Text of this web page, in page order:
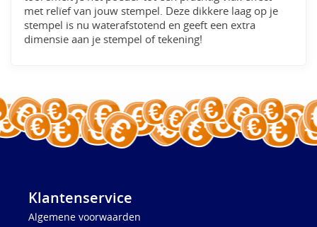
met relïef van jouw stempel. Deze dikkere laag op je
stempel is nu waterafstotend en geeft een extra
dimensie aan je stempel of tekening!
Klantenservice
Algemene voorwaarden